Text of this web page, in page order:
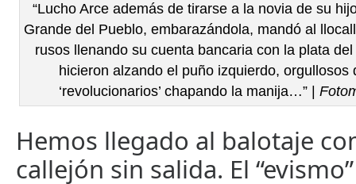
“Lucho Arce además de tirarse a la novia de su
Grande del Pueblo, embarazándola, mandó al
rusos llenando su cuenta bancaria con la plata
hicieron alzando el puño izquierdo, orgullosos
‘revolucionarios’ chapando la manija…” |
Hemos llegado al balotaje
callejón sin salida. El